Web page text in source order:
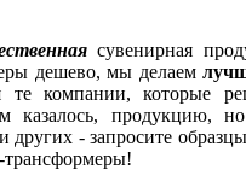
сувенирная
дешево, мы делаем
те компании, которые
казалось, продукцию,
других - запросите
трансформеры!